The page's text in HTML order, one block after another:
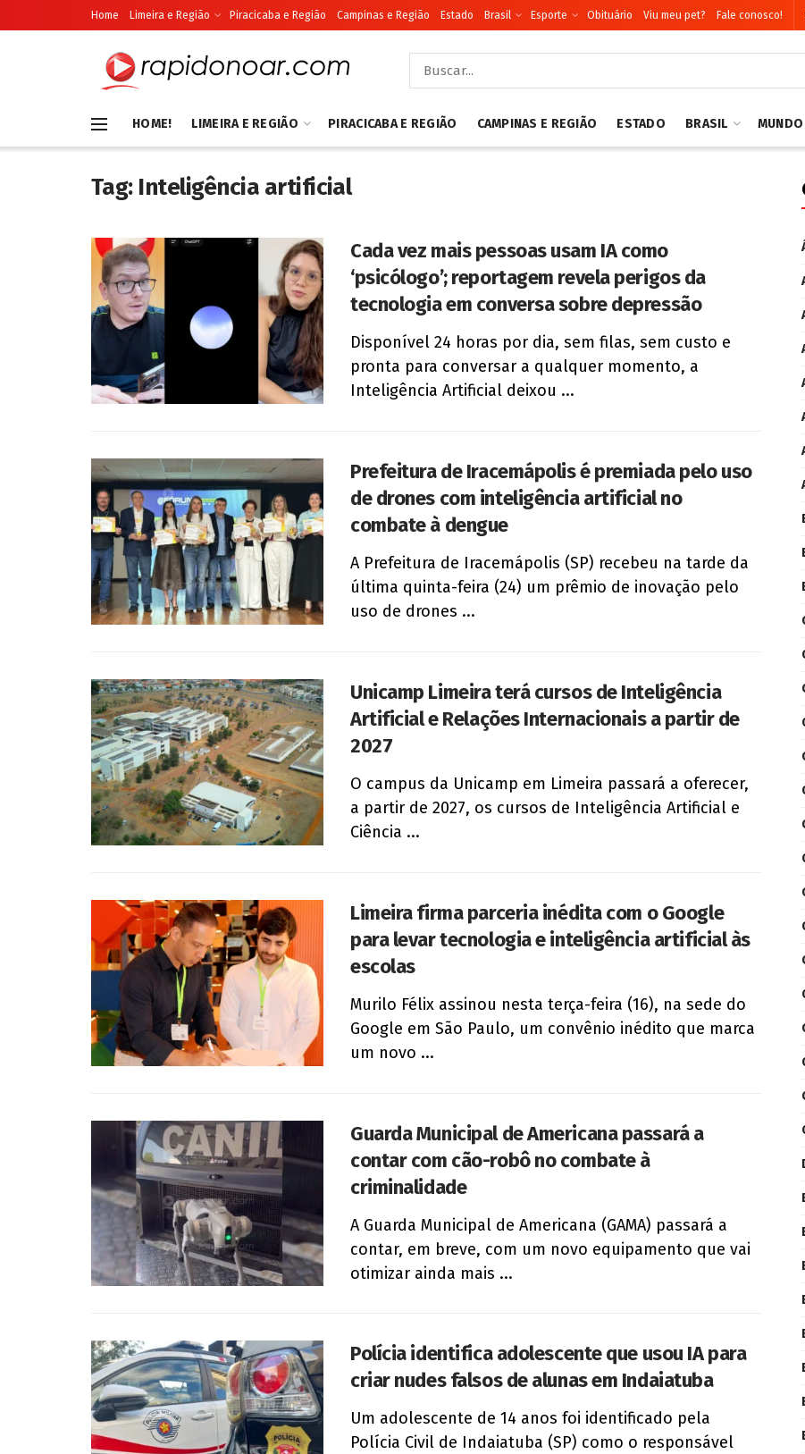
Home Limeira e Região Piracicaba e Região Campinas e Região Estado Brasil Esporte Obituário Viu meu pet? Fale conosco!
HOME! LIMEIRA E REGIÃO PIRACICABA E REGIÃO CAMPINAS E REGIÃO ESTADO BRASIL MUNDO
Tag: Inteligência artificial
Cada vez mais pessoas usam IA como
‘psicólogo’; reportagem revela perigos da
tecnologia em conversa sobre depressão
Disponível 24 horas por dia, sem filas, sem custo e
pronta para conversar a qualquer momento, a
Inteligência Artificial deixou ...
Prefeitura de Iracemápolis é premiada pelo uso
de drones com inteligência artificial no
combate à dengue
A Prefeitura de Iracemápolis (SP) recebeu na tarde da
última quinta-feira (24) um prêmio de inovação pelo
uso de drones ...
Unicamp Limeira terá cursos de Inteligência
Artificial e Relações Internacionais a partir de
2027
O campus da Unicamp em Limeira passará a oferecer,
a partir de 2027, os cursos de Inteligência Artificial e
Ciência ...
Limeira firma parceria inédita com o Google
para levar tecnologia e inteligência artificial às
escolas
Murilo Félix assinou nesta terça-feira (16), na sede do
Google em São Paulo, um convênio inédito que marca
um novo ...
Guarda Municipal de Americana passará a
contar com cão-robô no combate à
criminalidade
A Guarda Municipal de Americana (GAMA) passará a
contar, em breve, com um novo equipamento que vai
otimizar ainda mais ...
Polícia identifica adolescente que usou IA para
criar nudes falsos de alunas em Indaiatuba
Um adolescente de 14 anos foi identificado pela
Polícia Civil de Indaiatuba (SP) como o responsável